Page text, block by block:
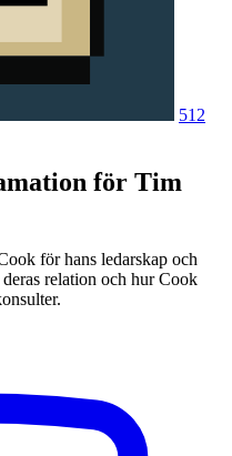
512
för Tim
för hans ledarskap och
relation och hur Cook